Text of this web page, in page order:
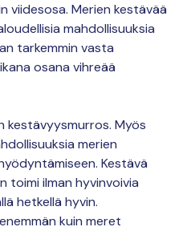
Merien kestävää
mahdollisuuksia
tarkemmin vasta
osana vihreää
kestävyysmurros. Myös
merien
Kestävä
toimi ilman hyvinvoivia
hetkellä hyvin.
kuin meret